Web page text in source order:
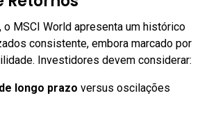
o MSCI World apresenta um histórico
consistente, embora marcado por
Investidores devem considerar:
longo prazo versus oscilações